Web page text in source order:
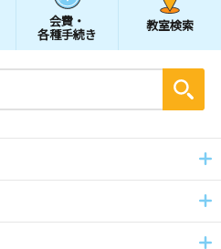
会費・
各種手続き
教室検索